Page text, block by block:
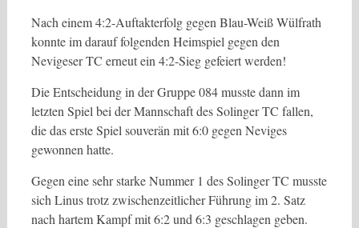
Nach einem 4:2-Auftakterfolg gegen Blau-Weiß Wülfrath
konnte im darauf folgenden Heimspiel gegen den
Nevigeser TC erneut ein 4:2-Sieg gefeiert werden!
Die Entscheidung in der Gruppe 084 musste dann im
letzten Spiel bei der Mannschaft des Solinger TC fallen,
die das erste Spiel souverän mit 6:0 gegen Neviges
gewonnen hatte.
Gegen eine sehr starke Nummer 1 des Solinger TC musste
sich Linus trotz zwischenzeitlicher Führung im 2. Satz
nach hartem Kampf mit 6:2 und 6:3 geschlagen geben.